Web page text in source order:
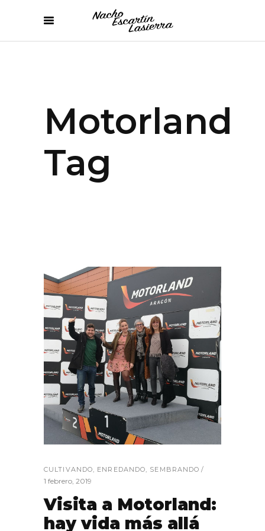
Motorland
Tag
CULTIVANDO, ENREDANDO, SEMBRANDO
1 febrero, 2019
Visita a Motorland:
hay vida más allá